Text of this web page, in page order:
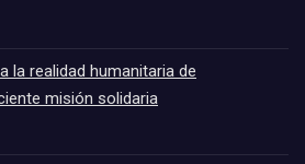
la realidad humanitaria de
misión solidaria